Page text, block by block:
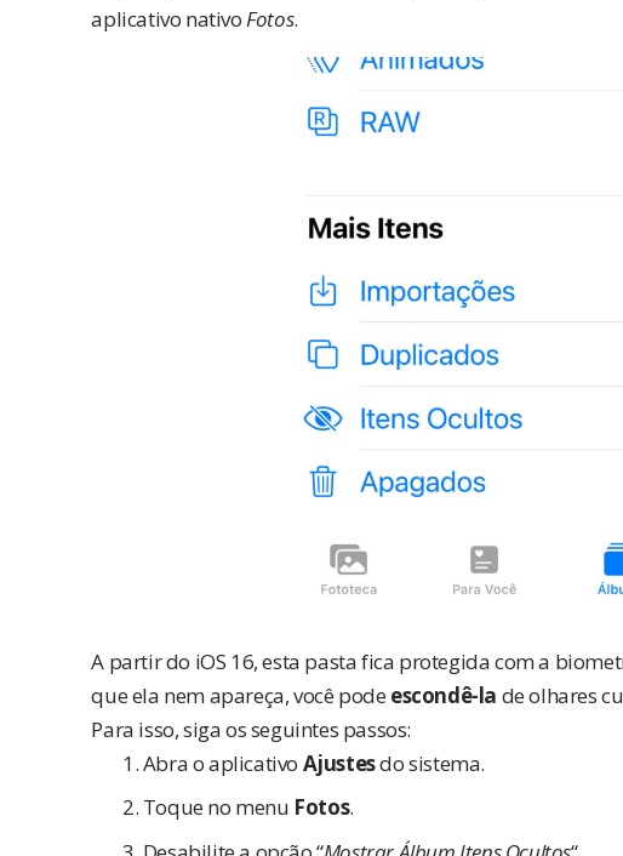
aplicativo nativo Fotos.
A partir do iOS 16, esta pasta fica protegida com a
que ela nem apareça, você pode escondê-la de olhares
Para isso, siga os seguintes passos:
Abra o aplicativo Ajustesdo sistema.
Toque no menu Fotos.